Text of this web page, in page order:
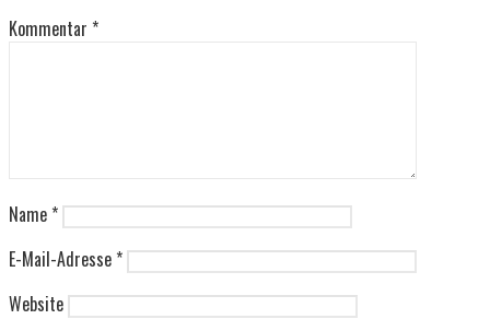
Kommentar *
Name *
E-Mail-Adresse *
Website